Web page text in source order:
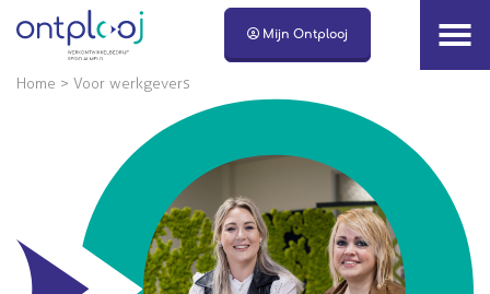
Naar hoofdinhoud Mijn Ontplooj
Home > Voor werkgevers